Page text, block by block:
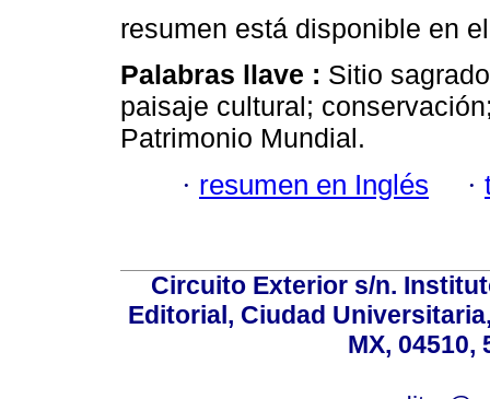
resumen está disponible en
Palabras llave : Sitio
paisaje cultural;
Patrimonio Mundial.
· resumen en Inglés ·
Circuito Exterior s/n.
Editorial, Ciudad
MX, 04510,